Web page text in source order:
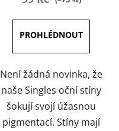
5
hvězdiček.
Není žádná novinka, že
naše Singles oční stíny
šokují svojí úžasnou
pigmentací. Stíny mají